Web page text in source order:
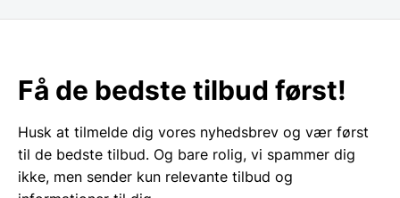
Få de bedste tilbud først!
Husk at tilmelde dig vores nyhedsbrev og vær først
til de bedste tilbud. Og bare rolig, vi spammer dig
ikke, men sender kun relevante tilbud og